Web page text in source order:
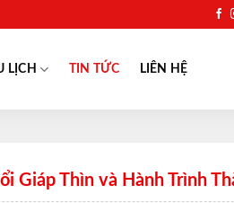
LỊCH TIN TỨC LIÊN HỆ
Giáp Thìn và Hành Trình